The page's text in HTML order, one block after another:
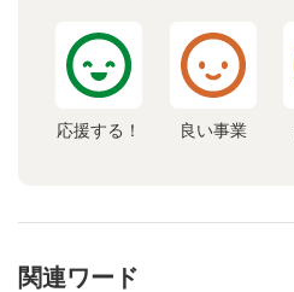
応援する！ 良い事業
関連ワード